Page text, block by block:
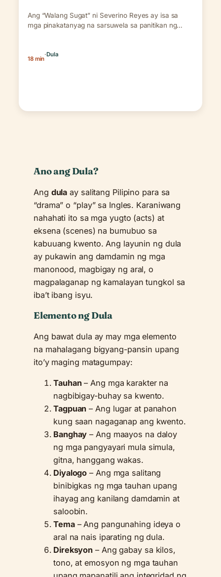
Ang “Walang Sugat” ni Severino Reyes ay isa sa
mga pinakatanyag na sarsuwela sa panitikan ng…
18 min
·Dula
Ano ang Dula?
Ang dula ay salitang Pilipino para sa
“drama” o “play” sa Ingles. Karaniwang
nahahati ito sa mga yugto (acts) at
eksena (scenes) na bumubuo sa
kabuuang kwento. Ang layunin ng dula
ay pukawin ang damdamin ng mga
manonood, magbigay ng aral, o
magpalaganap ng kamalayan tungkol sa
iba’t ibang isyu.
Elemento ng Dula
Ang bawat dula ay may mga elemento
na mahalagang bigyang-pansin upang
ito’y maging matagumpay:
Tauhan– Ang mga karakter na
nagbibigay-buhay sa kwento.
Tagpuan – Ang lugar at panahon
kung saan nagaganap ang kwento.
Banghay – Ang maayos na daloy
ng mga pangyayari mula simula,
gitna, hanggang wakas.
Diyalogo – Ang mga salitang
binibigkas ng mga tauhan upang
ihayag ang kanilang damdamin at
saloobin.
Tema– Ang pangunahing ideya o
aral na nais iparating ng dula.
Direksyon – Ang gabay sa kilos,
tono, at emosyon ng mga tauhan